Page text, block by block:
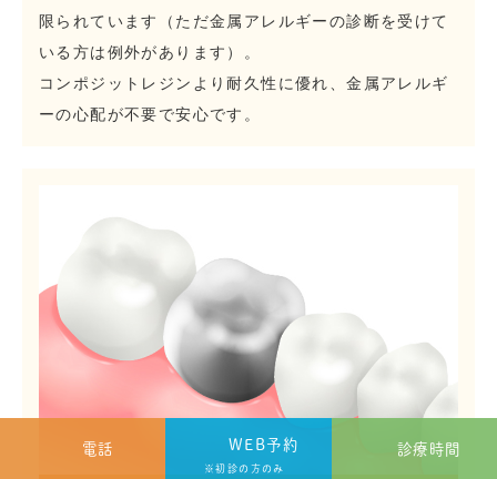
電話 WEB予約
※初診の方のみ
診療時間
限られています（ただ金属アレルギーの診断を受けて
いる方は例外があります）。
コンポジットレジンより耐久性に優れ、金属アレルギ
ーの心配が不要で安心です。